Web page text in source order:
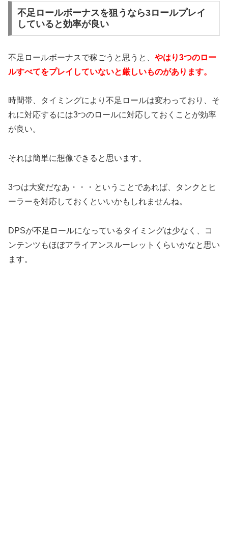
不足ロールボーナスを狙うなら3ロールプレイ
していると効率が良い
不足ロールボーナスで稼ごうと思うと、 やはり3つのロー
ルすべてをプレイしていないと厳しいものがあります。
時間帯、タイミングにより不足ロールは変わっており、そ
れに対応するには3つのロールに対応しておくことが効率
が良い。
それは簡単に想像できると思います。
3つは大変だなあ・・・ということであれば、タンクとヒ
ーラーを対応しておくといいかもしれませんね。
DPSが不足ロールになっているタイミングは少なく、コ
ンテンツもほぼアライアンスルーレットくらいかなと思い
ます。